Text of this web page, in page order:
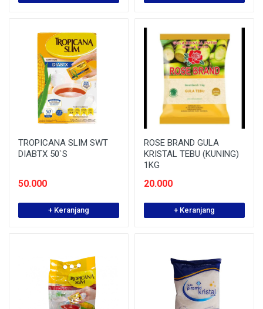
TROPICANA SLIM SWT
DIABTX 50`S
50.000
+ Keranjang
ROSE BRAND GULA
KRISTAL TEBU (KUNING)
1KG
20.000
+ Keranjang